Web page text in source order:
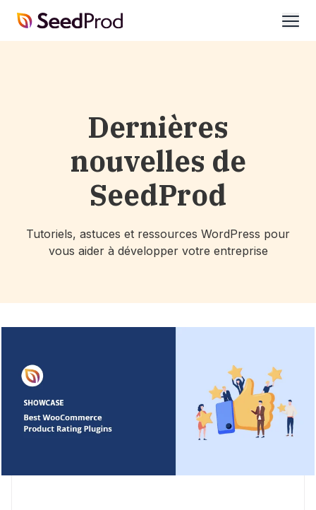
SeedProd
Dernières
nouvelles de
SeedProd
Tutoriels, astuces et ressources WordPress pour
vous aider à développer votre entreprise